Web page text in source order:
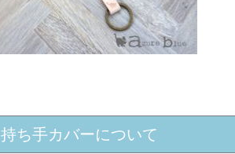
持ち手カバーについて